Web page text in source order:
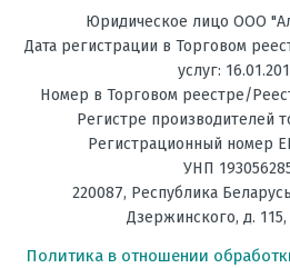
воздуха
потока воздуха
блока, кг
режим
Юридическое лицо ООО
Дата регистрации в Торговом
услуг:
Номер в Торговом реестре/
Регистре производителей
Регистрационный номер
УНП
220087, Республика Беларусь
Дзержинского, д.
Политика в отношении